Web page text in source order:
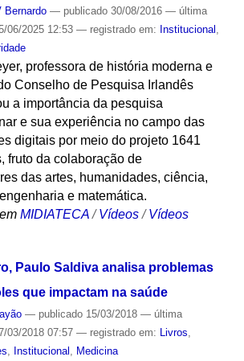
Bernardo — publicado30/08/2016 — última
06/2025 12:53 — registrado em: Institucional
professora de história moderna e
Conselho de Pesquisa Irlandês
a importância da pesquisa
e sua experiência no campo das
digitais por meio do projeto 1641
fruto da colaboração de
das artes, humanidades, ciência,
e matemática.
MIDIATECA /Vídeos /Vídeos
Paulo Saldiva analisa problemas
que impactam na saúde
— publicado15/03/2018 — última
03/2018 07:57 — registrado em: Livros
Institucional Medicina